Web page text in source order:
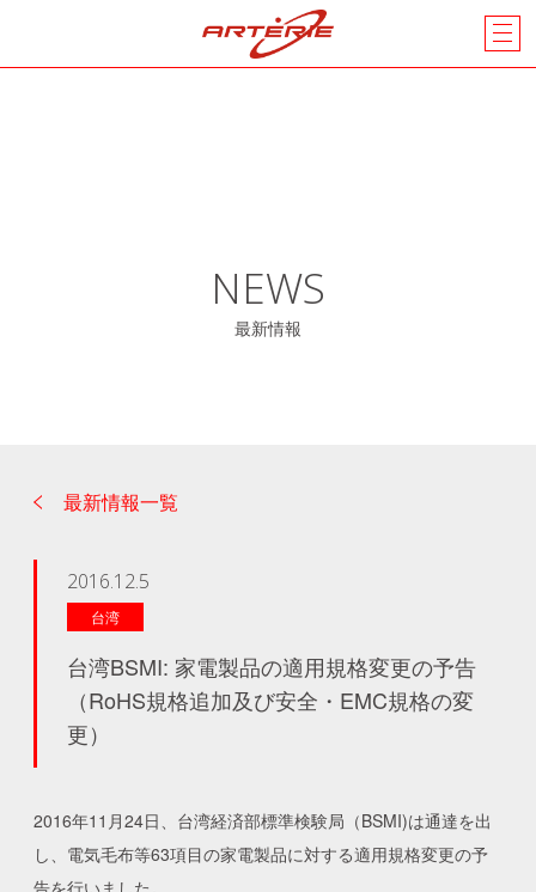
NEWS
最新情報
最新情報一覧
2016.12.5
台湾
台湾BSMI: 家電製品の適用規格変更の予告
（RoHS規格追加及び安全・EMC規格の変
更）
2016年11月24日、台湾経済部標準検験局（BSMI)は通達を出
し、電気毛布等63項目の家電製品に対する適用規格変更の予
告を行いました。